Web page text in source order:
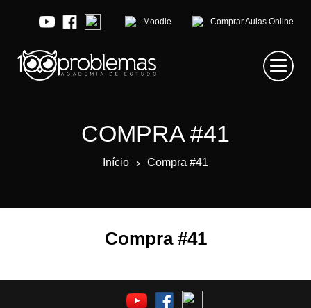
Moodle Comprar Aulas Online
COMPRA #41
Início › Compra #41
Compra #41